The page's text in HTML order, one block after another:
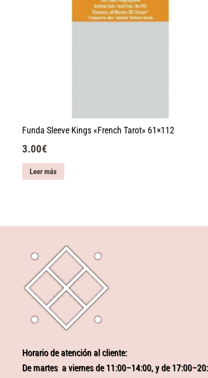
Funda Sleeve Kings «French Tarot» 61×112
3.00€
Leer más
Horario de atención al cliente:
De martes a viernes de 11:00–14:00, y de